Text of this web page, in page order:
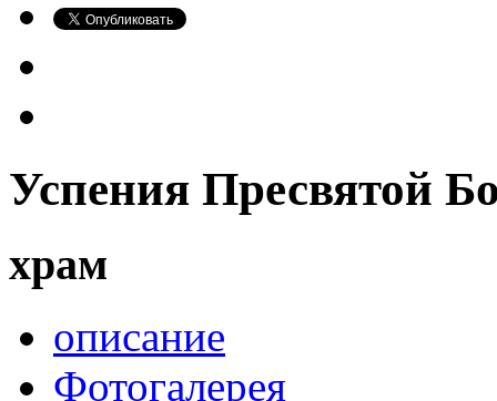
Успения Пресвятой
храм
описание
Фотогалерея